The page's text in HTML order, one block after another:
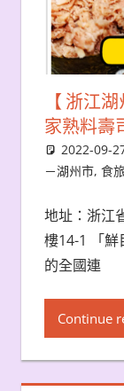
【 浙江
家熟料壽
2022-09-
－湖州市, 食
地址：浙江
樓14-1 「鮮
的全國連
Continue